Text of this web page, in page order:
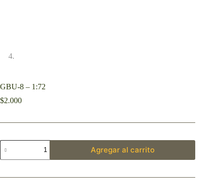
GBU-8 – 1:72
$2.000
Agregar al carrito